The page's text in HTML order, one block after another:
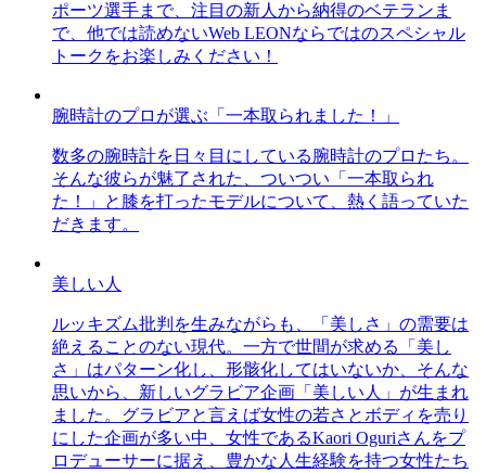
ポーツ選手まで、注目の新人から納得のベテランま
で、他では読めないWeb LEONならではのスペシャル
トークをお楽しみください！
腕時計のプロが選ぶ「一本取られました！」
数多の腕時計を日々目にしている腕時計のプロたち。
そんな彼らが魅了された、ついつい「一本取られ
た！」と膝を打ったモデルについて、熱く語っていた
だきます。
美しい人
ルッキズム批判を生みながらも、「美しさ」の需要は
絶えることのない現代。一方で世間が求める「美し
さ」はパターン化し、形骸化してはいないか、そんな
思いから、新しいグラビア企画「美しい人」が生まれ
ました。グラビアと言えば女性の若さとボディを売り
にした企画が多い中、女性であるKaori Oguriさんをプ
ロデューサーに据え、豊かな人生経験を持つ女性たち